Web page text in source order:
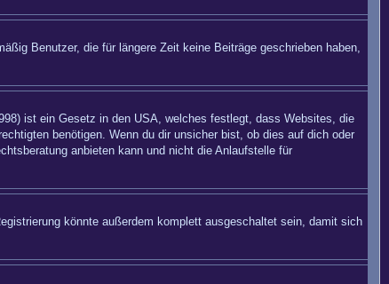
Benutzer, die für längere Zeit keine Beiträge geschrieben haben,
ist ein Gesetz in den USA, welches festlegt, dass Websites, die
benötigen. Wenn du dir unsicher bist, ob dies auf dich oder
anbieten kann und nicht die Anlaufstelle für
könnte außerdem komplett ausgeschaltet sein, damit sich